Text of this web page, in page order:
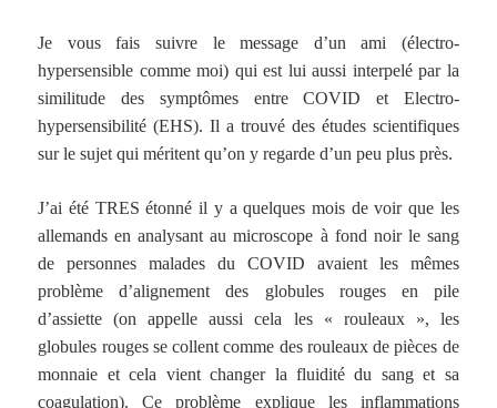
Je vous fais suivre le message d’un ami (électro-
hypersensible comme moi) qui est lui aussi interpelé par la
similitude des symptômes entre COVID et Electro-
hypersensibilité (EHS). Il a trouvé des études scientifiques
sur le sujet qui méritent qu’on y regarde d’un peu plus près.
J’ai été TRES étonné il y a quelques mois de voir que les
allemands en analysant au microscope à fond noir le sang
de personnes malades du COVID avaient les mêmes
problème d’alignement des globules rouges en pile
d’assiette (on appelle aussi cela les « rouleaux », les
globules rouges se collent comme des rouleaux de pièces de
monnaie et cela vient changer la fluidité du sang et sa
coagulation). Ce problème explique les inflammations